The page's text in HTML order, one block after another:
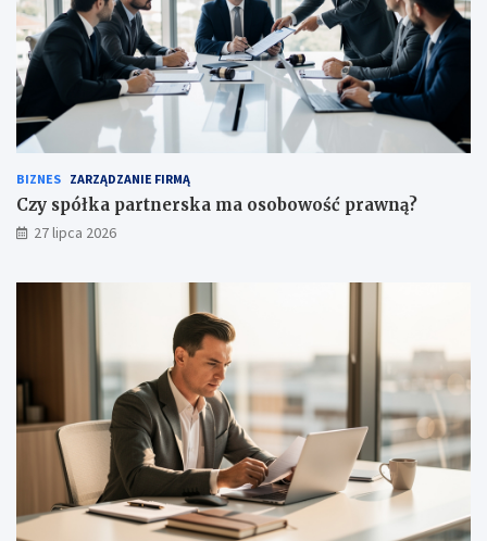
BIZNES ZARZĄDZANIE FIRMĄ
Czy spółka partnerska ma osobowość prawną?
27 lipca 2026